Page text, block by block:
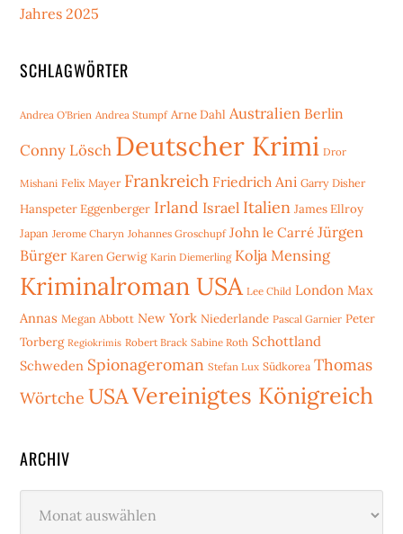
Jahres 2025
SCHLAGWÖRTER
Andrea O'Brien Andrea Stumpf Arne Dahl Australien Berlin
Conny Lösch Deutscher Krimi Dror
Mishani Felix Mayer Frankreich Friedrich Ani Garry Disher
Hanspeter Eggenberger Irland Israel Italien James Ellroy
Japan Jerome Charyn Johannes Groschupf John le Carré Jürgen
Bürger Karen Gerwig Karin Diemerling Kolja Mensing
Kriminalroman USA Lee Child London Max
Annas Megan Abbott New York Niederlande Pascal Garnier Peter
Torberg Regiokrimis Robert Brack Sabine Roth Schottland
Schweden Spionageroman Stefan Lux Südkorea Thomas
Wörtche USAVereinigtes Königreich
ARCHIV